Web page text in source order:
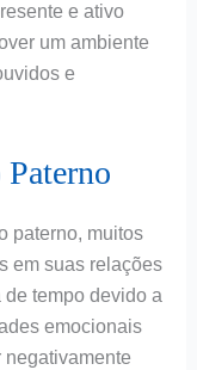
e ativo
um ambiente
e
paterno, muitos
em suas relações
tempo devido a
emocionais